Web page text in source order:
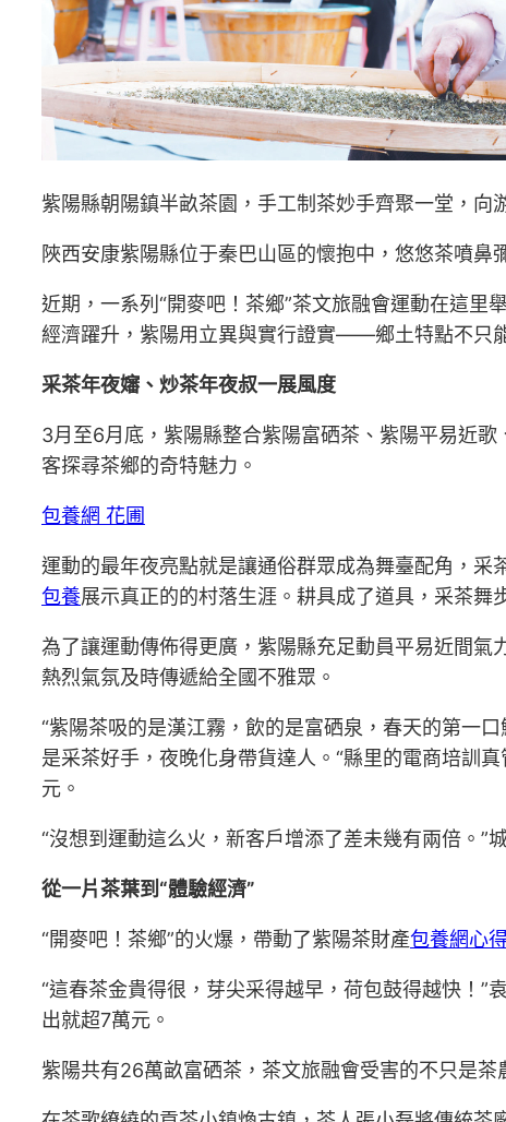
紫陽縣朝陽鎮半畝茶園，手工制茶妙手齊聚一堂，
陜西安康紫陽縣位于秦巴山區的懷抱中，悠悠茶噴鼻
近期，一系列“開麥吧！茶鄉”茶文旅融會運動在這里
經濟躍升，紫陽用立異與實行證實——鄉土特點不只
采茶年夜嬸、炒茶年夜叔一展風度
3月至6月底，紫陽縣整合紫陽富硒茶、紫陽平易近
客探尋茶鄉的奇特魅力。
包養網 花圃
運動的最年夜亮點就是讓通俗群眾成為舞臺配角，
包養展示真正的的村落生涯。耕具成了道具，采茶舞
為了讓運動傳佈得更廣，紫陽縣充足動員平易近間
熱烈氣氛及時傳遞給全國不雅眾。
“紫陽茶吸的是漢江霧，飲的是富硒泉，春天的第一
是采茶好手，夜晚化身帶貨達人。“縣里的電商培訓
元。
“沒想到運動這么火，新客戶增添了差未幾有兩倍。”
從一片茶葉到“體驗經濟”
“開麥吧！茶鄉”的火爆，帶動了紫陽茶財產包養網心
“這春茶金貴得很，芽尖采得越早，荷包鼓得越快！
出就超7萬元。
紫陽共有26萬畝富硒茶，茶文旅融會受害的不只是